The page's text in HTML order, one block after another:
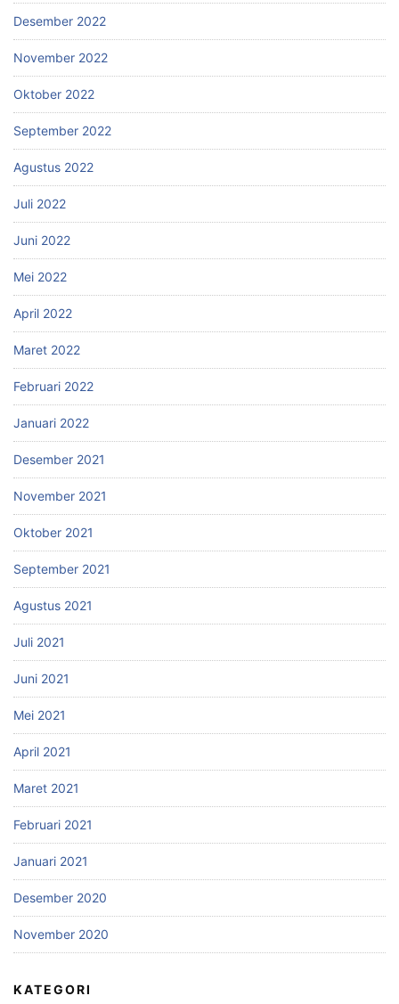
Desember 2022
November 2022
Oktober 2022
September 2022
Agustus 2022
Juli 2022
Juni 2022
Mei 2022
April 2022
Maret 2022
Februari 2022
Januari 2022
Desember 2021
November 2021
Oktober 2021
September 2021
Agustus 2021
Juli 2021
Juni 2021
Mei 2021
April 2021
Maret 2021
Februari 2021
Januari 2021
Desember 2020
November 2020
KATEGORI